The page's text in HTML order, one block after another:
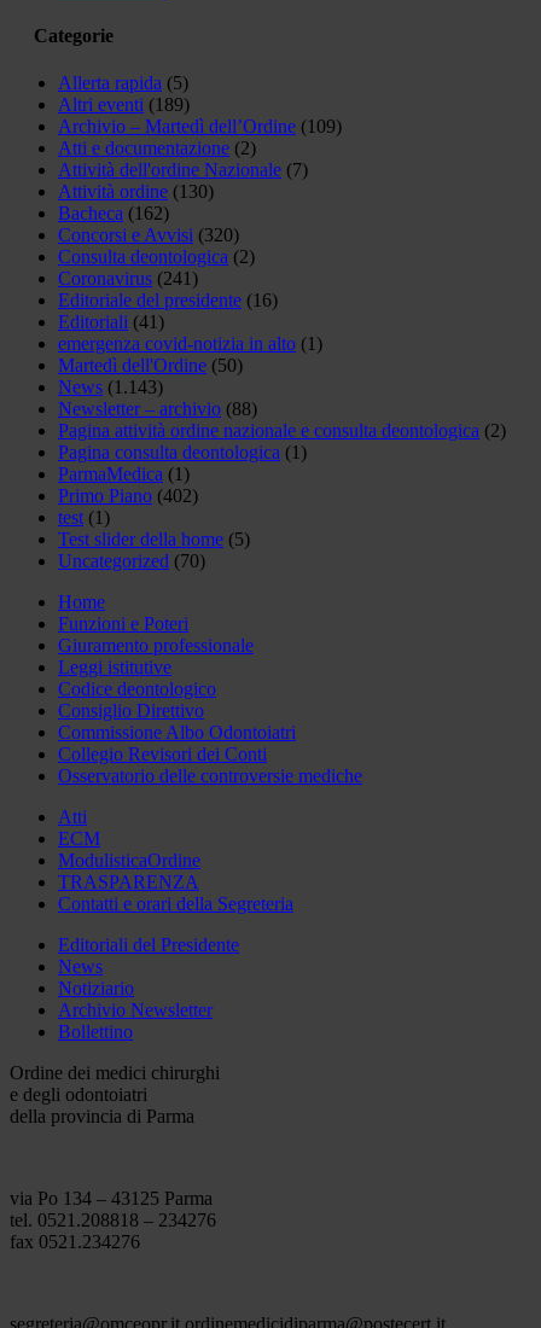
Categorie
Allerta rapida (5)
Altri eventi (189)
Archivio – Martedì dell’Ordine (109)
Atti e documentazione (2)
Attività dell'ordine Nazionale (7)
Attività ordine (130)
Bacheca (162)
Concorsi e Avvisi (320)
Consulta deontologica (2)
Coronavirus (241)
Editoriale del presidente (16)
Editoriali (41)
emergenza covid-notizia in alto (1)
Martedì dell'Ordine (50)
News (1.143)
Newsletter – archivio (88)
Pagina attività ordine nazionale e consulta deontologica (2)
Pagina consulta deontologica (1)
ParmaMedica (1)
Primo Piano (402)
test (1)
Test slider della home (5)
Uncategorized (70)
Home
Funzioni e Poteri
Giuramento professionale
Leggi istitutive
Codice deontologico
Consiglio Direttivo
Commissione Albo Odontoiatri
Collegio Revisori dei Conti
Osservatorio delle controversie mediche
Atti
ECM
ModulisticaOrdine
TRASPARENZA
Contatti e orari della Segreteria
Editoriali del Presidente
News
Notiziario
Archivio Newsletter
Bollettino
Ordine dei medici chirurghi
e degli odontoiatri
della provincia di Parma
via Po 134 – 43125 Parma
tel. 0521.208818 – 234276
fax 0521.234276